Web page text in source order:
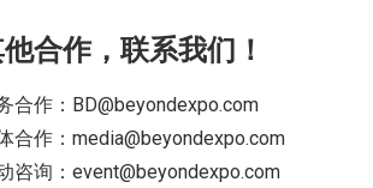
合作，联系我们！
合作：BD@beyondexpo.com
合作：media@beyondexpo.com
咨询：event@beyondexpo.com